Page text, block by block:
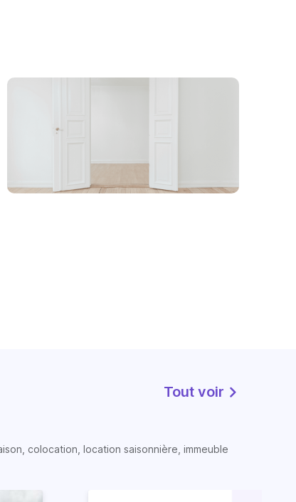
Tout voir
colocation, location saisonnière, immeuble